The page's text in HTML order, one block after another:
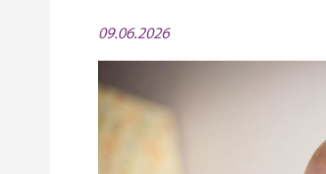
09.06.2026